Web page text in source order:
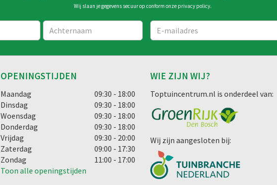
Wij slaan je gegevens secuur op conform onze privacy policy.
OPENINGSTIJDEN
Maandag
09:30 - 18:00
Dinsdag
09:30 - 18:00
Woensdag
09:30 - 18:00
Donderdag
09:30 - 18:00
Vrijdag
09:30 - 20:00
Zaterdag
09:00 - 17:30
Zondag
11:00 - 17:00
Toon alle openingstijden
WIE ZIJN WIJ?
Toptuincentrum.nl is onderdeel van:
Wij zijn aangesloten bij: